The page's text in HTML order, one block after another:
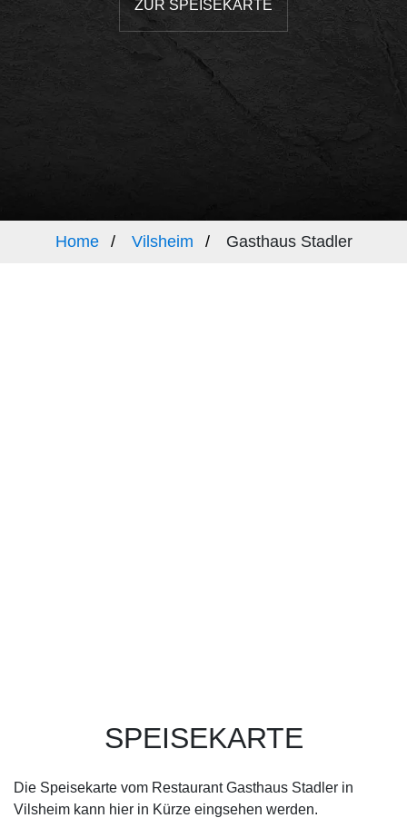
ZUR SPEISEKARTE
Home Vilsheim Gasthaus Stadler
SPEISEKARTE
Die Speisekarte vom Restaurant Gasthaus Stadler in
Vilsheim kann hier in Kürze eingsehen werden.